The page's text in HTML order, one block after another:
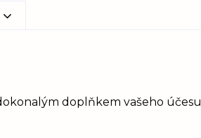
doplňkem vašeho účesu